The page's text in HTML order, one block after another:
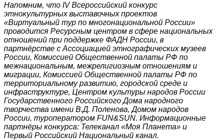
Напомним, что IV Всероссийский конкурс
этнокультурных выставочных проектов
«Виртуальный тур по многонациональной России»
проводится Ресурсным центром в сфере национальных
отношений при поддержке ФАДН России, в
партнёрстве с Ассоциацией этнографических музеев
России, Комиссией Общественной палаты РФ по
межнациональным, межрелигиозным отношениям и
миграции, Комиссией Общественной палаты РФ по
территориальному развитию, городской среде и
инфраструктуре, Центром культуры народов России
Государственного Российского Дома народного
творчества имени В.Д. Поленова, Домом народов
России, туроператором FUN&SUN. Информационные
партнёры конкурса: Телеканал «Моя Планета» и
Первый Российский Национальный канал.